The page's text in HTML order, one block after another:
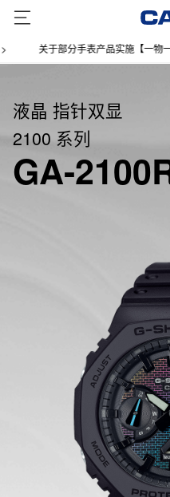
关于部分手表产品实施【一物一码】
液晶 指针双显
2100 系列
GA-